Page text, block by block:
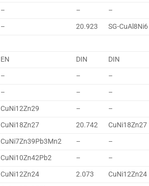
– –
–
– 20.923
SG-CuAl8Ni6
EN DIN
DIN
– –
–
– –
–
CuNi12Zn29 –
–
CuNi18Zn27 20.742
CuNi18Zn27
CuNi7Zn39Pb3Mn2 –
–
CuNi10Zn42Pb2 –
–
CuNi12Zn24 2.073
CuNi12Zn24